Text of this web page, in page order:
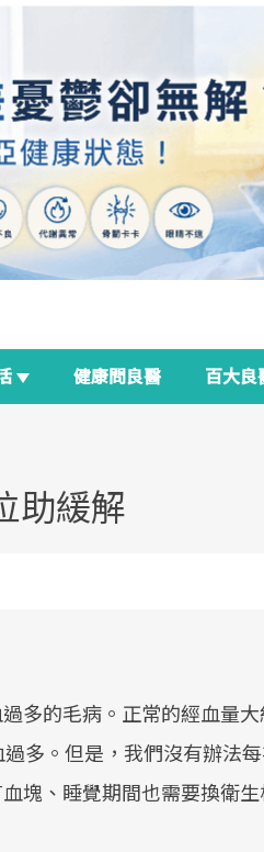
健康問良醫 百大良
助緩解
多的毛病。正常的經血量
多。但是，我們沒有辦法
塊、睡覺期間也需要換衛
面對超高齡社會的浪潮，台灣
邁向「健康照護」的新時代。
政策如「健康台灣推動委員
照3.0」的推進，「預防醫學
2025年，就到良醫生活祭體
健康新生活」，從講座、體驗
全面啟動你的健康革命！
良醫健康網從「換季的身體
發，透過醫學觀點與日常感受
建立對亞健康的認知，進而
改善行動。